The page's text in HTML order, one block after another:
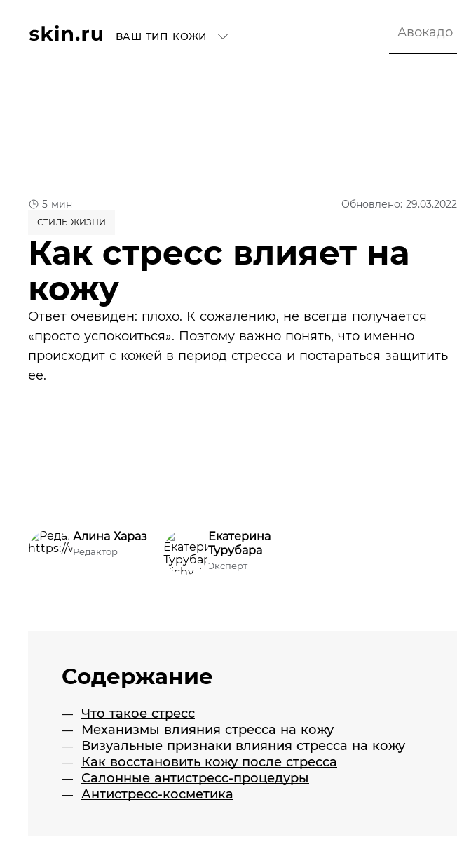
ВАШ ТИП КОЖИ
5 мин Обновлено: 29.03.2022
СТИЛЬ ЖИЗНИ
Как стресс влияет на
кожу
Ответ очевиден: плохо. К сожалению, не всегда получается
«просто успокоиться». Поэтому важно понять, что именно
происходит с кожей в период стресса и постараться защитить
ее.
Алина Хараз
Редактор
Екатерина
Турубара
Эксперт
Содержание
Что такое стресс
Механизмы влияния стресса на кожу
Визуальные признаки влияния стресса на кожу
Как восстановить кожу после стресса
Салонные антистресс-процедуры
Антистресс-косметика